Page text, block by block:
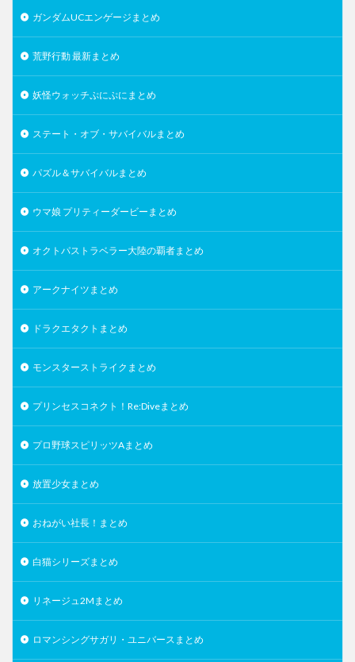
ガンダムUCエンゲージまとめ
荒野行動 最新まとめ
妖怪ウォッチぷにぷにまとめ
ステート・オブ・サバイバルまとめ
パズル＆サバイバルまとめ
ウマ娘 プリティーダービーまとめ
オクトパストラベラー大陸の覇者まとめ
アークナイツまとめ
ドラクエタクトまとめ
モンスターストライクまとめ
プリンセスコネクト！Re:Diveまとめ
プロ野球スピリッツAまとめ
放置少女まとめ
おねがい社長！まとめ
白猫シリーズまとめ
リネージュ2Mまとめ
ロマンシングサガリ・ユニバースまとめ